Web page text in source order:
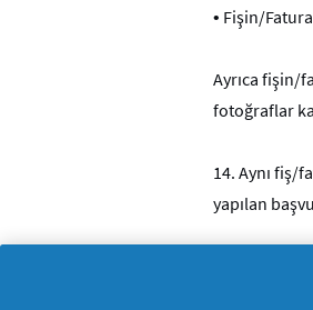
• Fişin/
Ayrıca fişin/
fotoğraflar
14. Aynı fiş/
yapılan